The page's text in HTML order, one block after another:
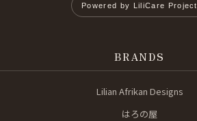
Powered by LiliCare Project
BRANDS
Lilian Afrikan Designs
はろの屋